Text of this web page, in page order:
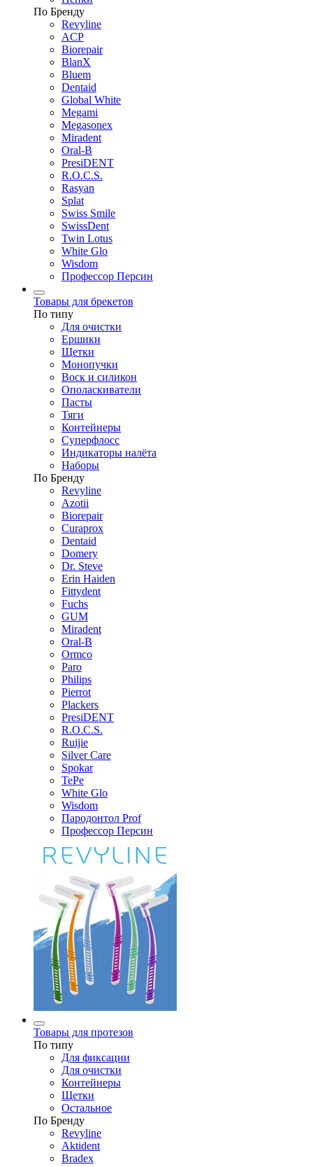
По Бренду
Revyline
ACP
Biorepair
BlanX
Bluem
Dentaid
Global White
Megami
Megasonex
Miradent
Oral-B
PresiDENT
R.O.C.S.
Rasyan
Splat
Swiss Smile
SwissDent
Twin Lotus
White Glo
Wisdom
Профессор Персин
Товары для брекетов
По типу
Для очистки
Ершики
Щетки
Монопучки
Воск и силикон
Ополаскиватели
Пасты
Тяги
Контейнеры
Суперфлосс
Индикаторы налёта
Наборы
По Бренду
Revyline
Azotii
Biorepair
Curaprox
Dentaid
Domery
Dr. Steve
Erin Haiden
Fittydent
Fuchs
GUM
Miradent
Oral-B
Ormco
Paro
Philips
Pierrot
Plackers
PresiDENT
R.O.C.S.
Ruijie
Silver Care
Spokar
TePe
White Glo
Wisdom
Пародонтол Prof
Профессор Персин
Товары для протезов
По типу
Для фиксации
Для очистки
Контейнеры
Щетки
Остальное
По Бренду
Revyline
Aktident
Bradex